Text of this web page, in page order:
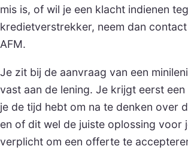
mis is, of wil je een klacht indienen
kredietverstrekker, neem dan
AFM.
Je zit bij de aanvraag van een
vast aan de lening. Je krijgt eerst
je de tijd hebt om na te denken over
en of dit wel de juiste oplossing voor
verplicht om een offerte te